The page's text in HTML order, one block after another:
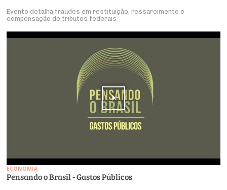
Evento detalha fraudes em restituição, ressarcimento e
compensação de tributos federais
ECONOMIA
Pensando o Brasil - Gastos Públicos